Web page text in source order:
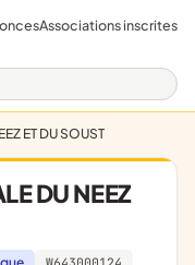
Associations inscrites
ET DU SOUST
DU NEEZ